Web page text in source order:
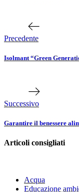
articoli
Precedente
Isolmant “Green
Successivo
Garantire il benessere
Articoli consigliati
Acqua
Educazione